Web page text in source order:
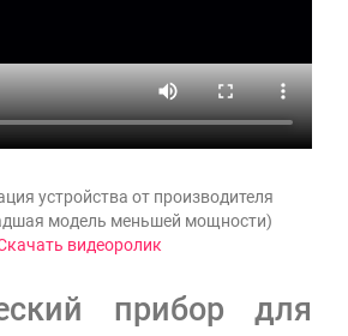
устройства от производителя
модель меньшей мощности)
видеоролик
прибор для